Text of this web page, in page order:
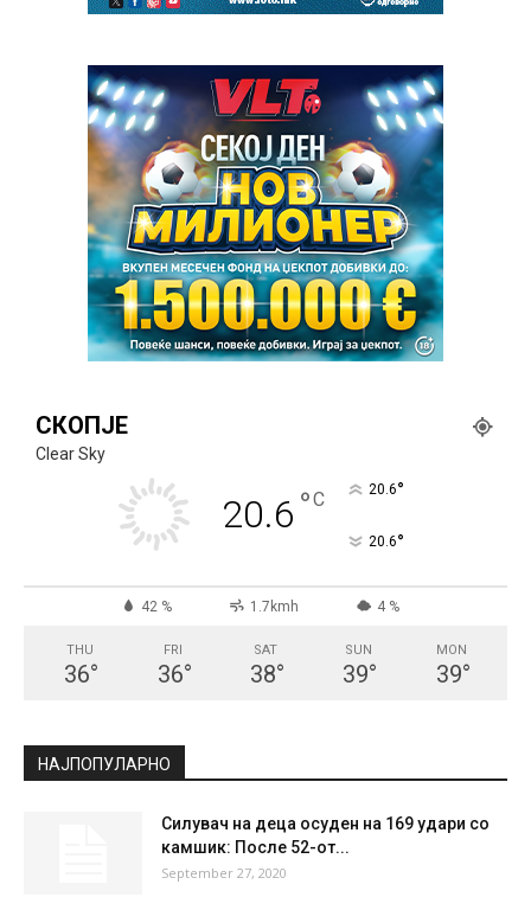
СКОПЈЕ
Clear Sky
20.6 °C 20.6°
20.6°
42 % 1.7kmh 4 %
THU
36°
FRI
36°
SAT
38°
SUN
39°
MON
39°
НАЈПОПУЛАРНО
Силувач на деца осуден на 169 удари со
камшик: После 52-от...
September 27, 2020